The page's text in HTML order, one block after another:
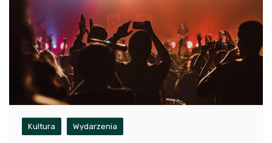
Kultura Wydarzenia